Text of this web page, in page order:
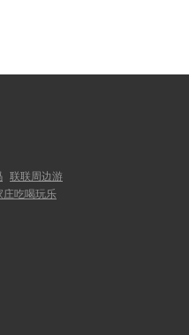
联联周边游
庄吃喝玩乐